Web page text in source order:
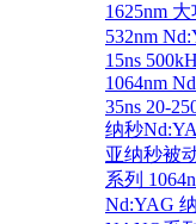
1625nm
532nm
15ns
1064nm
35ns 20-
纳秒
亚纳秒被
系列
Nd:YAG